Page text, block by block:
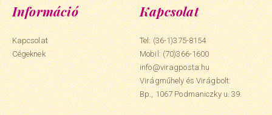
Információ
Kapcsolat
Cégeknek
Kapcsolat
Tel: (36-1)375-8154
Mobil:(70)366-1600
info@viragposta.hu
Virágműhely és Virágbolt:
Bp., 1067 Podmaniczky u. 39.